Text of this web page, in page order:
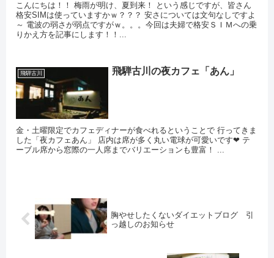
こんにちは！！ 梅雨が明け、夏到来！ という感じですが、皆さん
格安SIMは使っていますかｗ？？？ 安さについては文句なしですよ
～ 電波の弱さが弱点ですがｗ。。。今回は夫婦で格安ＳＩＭへの乗
りかえ方を記事にします！！...
飛騨古川 飛騨古川の夜カフェ「あん」
金・土曜限定でカフェディナーが食べれるということで 行ってきま
した「夜カフェあん」 店内は席が多く丸い電球が可愛いです❤ テ
ーブル席から窓際の一人席までバリエーションも豊富！ ...
胸やせしたくないダイエットブログ 引
っ越しのお知らせ